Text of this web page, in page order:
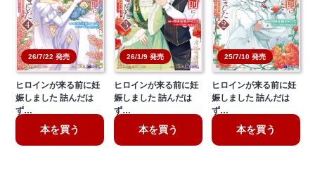
26/7/22 発売
ヒロインが来る前に妊
娠しました 詰んだは
ず…
本を買う
26/1/9 発売
ヒロインが来る前に妊
娠しました 詰んだは
ず…
本を買う
25/7/10 発売
ヒロインが来る前に妊
娠しました 詰んだは
ず…
本を買う